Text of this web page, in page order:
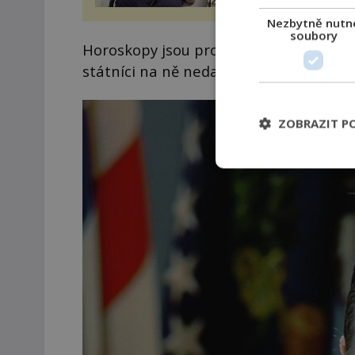
zákrok. Ultrazvuk zase
vhodný k dostatečně
Horoskopy jsou produktem okultních
státníci na ně nedají dopustit.
Nezbytně
soubory
ZOBRAZIT